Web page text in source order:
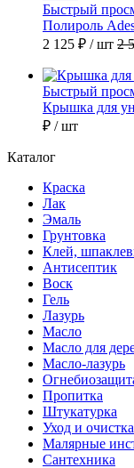
Быстрый
Полироль
2 125 ₽ / шт 2
Быстрый
Крышка для
₽ / шт
Каталог
Краска
Лак
Эмаль
Грунтовка
Клей,
Антисептик
Воск
Гель
Лазурь
Масло
Масло для
Масло-лазурь
Пропитка
Штукатурка
Уход и очистка
Малярные
Сантехника